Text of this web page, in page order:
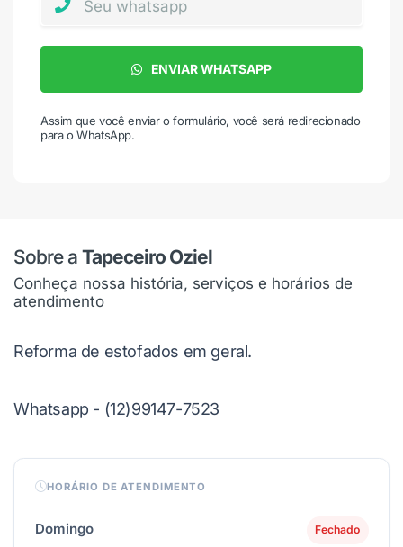
ENVIAR WHATSAPP
Assim que você enviar o formulário, você será redirecionado
para o WhatsApp.
Sobre a Tapeceiro Oziel
Conheça nossa história, serviços e horários de
atendimento
Reforma de estofados em geral.
Whatsapp - (12)99147-7523
HORÁRIO DE ATENDIMENTO
Domingo Fechado